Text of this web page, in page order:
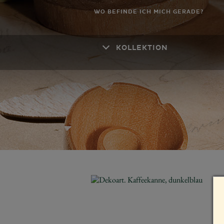
WO BEFINDE ICH MICH GERADE?
KOLLEKTION